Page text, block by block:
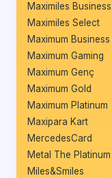
Maximiles Business
Maximiles Select
Maximum Business
Maximum Gaming
Maximum Genç
Maximum Gold
Maximum Platinum
Maxipara Kart
MercedesCard
Metal The
Miles&Smiles